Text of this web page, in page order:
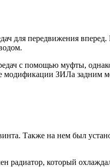
для передвижения
с помощью муфты,
модификации ЗИЛа задним
Также на нем был
радиатор, который